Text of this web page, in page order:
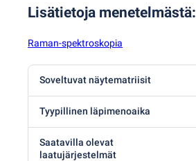
Lisätietoja menetelmästä:
Raman-spektroskopia
Soveltuvat näytematriisit
Tyypillinen läpimenoaika
Saatavilla olevat
laatujärjestelmät